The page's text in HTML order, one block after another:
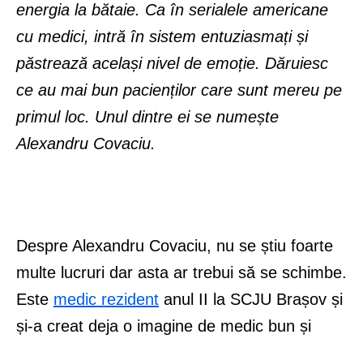
energia la bătaie. Ca în serialele americane
cu medici, intră în sistem entuziasmați și
păstrează același nivel de emoție. Dăruiesc
ce au mai bun pacienților care sunt mereu pe
primul loc. Unul dintre ei se numește
Alexandru Covaciu.
Despre Alexandru Covaciu, nu se știu foarte
multe lucruri dar asta ar trebui să se schimbe.
Este medic rezident anul II la SCJU Brașov și
și-a creat deja o imagine de medic bun și